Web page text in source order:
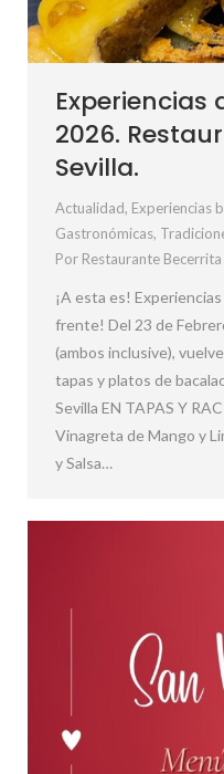
Experiencias
2026.
Sevilla.
Actualidad, Experiencias
Gastronómicas,
Por Restaurante Becerrita
¡A esta es!
frente! Del 23 de
(ambos inclusive),
tapas y platos de
Sevilla EN TAPAS Y
Vinagreta de Mango y
y Salsa…